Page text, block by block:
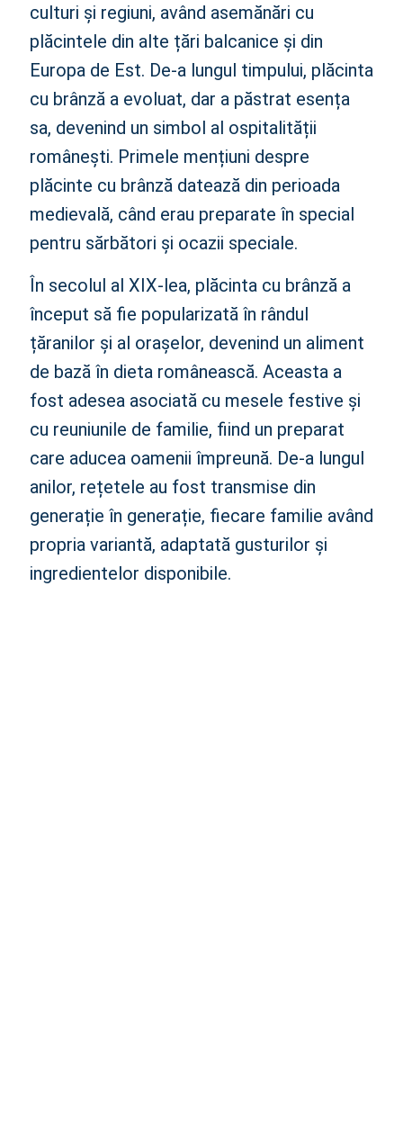
Semnificația culturală a plăcintei cu brânză în tradiția
românească
Reinterpretări moderne ale rețetei tradiționale de
plăcintă cu brânză
Sfaturi și trucuri pentru a obține o plăcintă cu brânză
perfectă conform rețetei tradiționale
FAQs
1. Care sunt ingredientele principale pentru plăcinta
cu brânză în rețeta tradițională românească?
2. Ce tip de brânză este recomandat pentru plăcinta
cu brânză autentică românească?
3. Cum se prepară aluatul pentru plăcinta cu brânză
4. Care este modul tradițional de coacere a plăcintei
cu brânză?
5. Se poate servi plăcinta cu brânză caldă sau rece?
culturi și regiuni, având asemănări cu
plăcintele din alte țări balcanice și din
Europa de Est. De-a lungul timpului, plăcinta
cu brânză a evoluat, dar a păstrat esența
sa, devenind un simbol al ospitalității
românești. Primele mențiuni despre
plăcinte cu brânză datează din perioada
medievală, când erau preparate în special
pentru sărbători și ocazii speciale.
În secolul al XIX-lea, plăcinta cu brânză a
început să fie popularizată în rândul
țăranilor și al orașelor, devenind un aliment
de bază în dieta românească. Aceasta a
fost adesea asociată cu mesele festive și
cu reuniunile de familie, fiind un preparat
care aducea oamenii împreună. De-a lungul
anilor, rețetele au fost transmise din
generație în generație, fiecare familie având
propria variantă, adaptată gusturilor și
ingredientelor disponibile.